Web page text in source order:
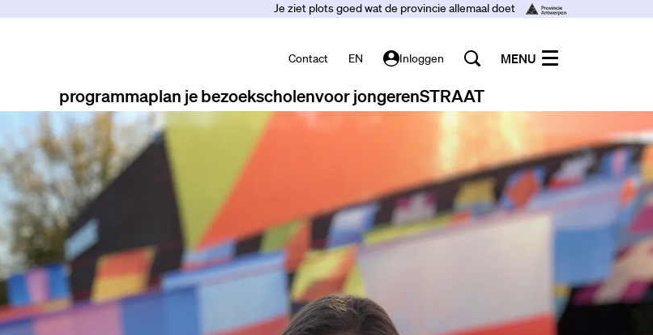
Je ziet plots goed wat de provincie allemaal doet
Contact EN Inloggen
programmaplan je bezoekscholenvoor jongerenSTRAAT
MENU